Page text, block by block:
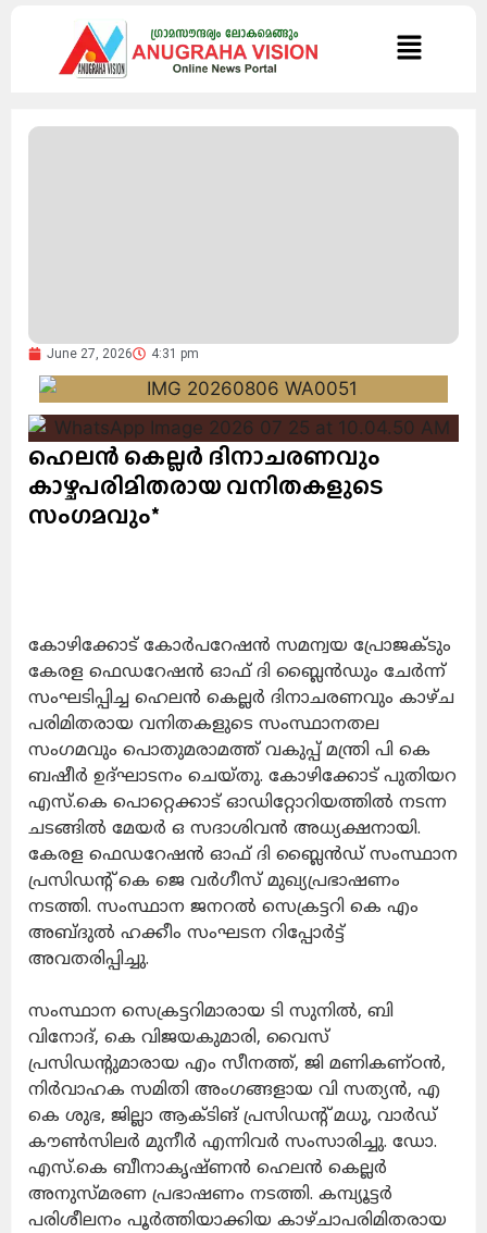
June 27, 2026 4:31 pm
ഹെലന്‍ കെല്ലര്‍ ദിനാചരണവും
കാഴ്ചപരിമിതരായ വനിതകളുടെ
സംഗമവും*
കോഴിക്കോട് കോര്‍പറേഷന്‍ സമന്വയ പ്രോജക്ടും
കേരള ഫെഡറേഷന്‍ ഓഫ് ദി ബ്ലൈന്‍ഡും ചേര്‍ന്ന്
സംഘടിപ്പിച്ച ഹെലന്‍ കെല്ലര്‍ ദിനാചരണവും കാഴ്ച
പരിമിതരായ വനിതകളുടെ സംസ്ഥാനതല
സംഗമവും പൊതുമരാമത്ത് വകുപ്പ് മന്ത്രി പി കെ
ബഷീര്‍ ഉദ്ഘാടനം ചെയ്തു. കോഴിക്കോട് പുതിയറ
എസ്.കെ പൊറ്റെക്കാട് ഓഡിറ്റോറിയത്തില്‍ നടന്ന
ചടങ്ങില്‍ മേയര്‍ ഒ സദാശിവന്‍ അധ്യക്ഷനായി.
കേരള ഫെഡറേഷന്‍ ഓഫ് ദി ബ്ലൈന്‍ഡ് സംസ്ഥാന
പ്രസിഡന്റ് കെ ജെ വര്‍ഗീസ് മുഖ്യപ്രഭാഷണം
നടത്തി. സംസ്ഥാന ജനറല്‍ സെക്രട്ടറി കെ എം
അബ്ദുല്‍ ഹക്കീം സംഘടന റിപ്പോര്‍ട്ട്
അവതരിപ്പിച്ചു.
സംസ്ഥാന സെക്രട്ടറിമാരായ ടി സുനില്‍, ബി
വിനോദ്, കെ വിജയകുമാരി, വൈസ്
പ്രസിഡന്റുമാരായ എം സീനത്ത്, ജി മണികണ്ഠന്‍,
നിര്‍വാഹക സമിതി അംഗങ്ങളായ വി സത്യന്‍, എ
കെ ശുഭ, ജില്ലാ ആക്ടിങ് പ്രസിഡന്റ് മധു, വാര്‍ഡ്
കൗണ്‍സിലര്‍ മുനീര്‍ എന്നിവര്‍ സംസാരിച്ചു. ഡോ.
എസ്.കെ ബീനാകൃഷ്ണന്‍ ഹെലന്‍ കെല്ലര്‍
അനുസ്മരണ പ്രഭാഷണം നടത്തി. കമ്പ്യൂട്ടര്‍
പരിശീലനം പൂര്‍ത്തിയാക്കിയ കാഴ്ചാപരിമിതരായ